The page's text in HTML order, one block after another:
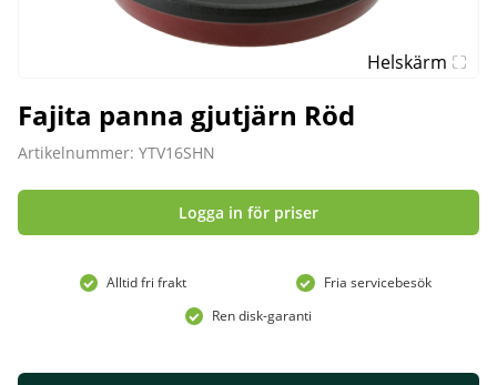
Helskärm
Fajita panna gjutjärn Röd
Artikelnummer: YTV16SHN
Logga in för priser
Alltid fri frakt
Fria servicebesök
Ren disk-garanti